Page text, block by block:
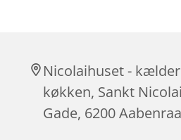
Nicolaihuset - kælder
køkken, Sankt
Gade, 6200 Aabenraa